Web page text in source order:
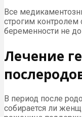
Все
строгим контролем
беременности не
Лечение
В период после
собирается ли